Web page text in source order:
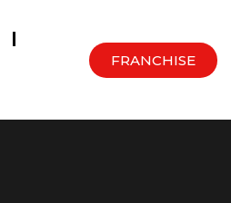
FRANCHISE